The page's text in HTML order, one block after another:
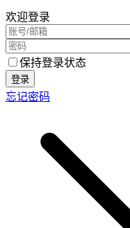
欢迎登录
保持登录状态
登录
忘记密码